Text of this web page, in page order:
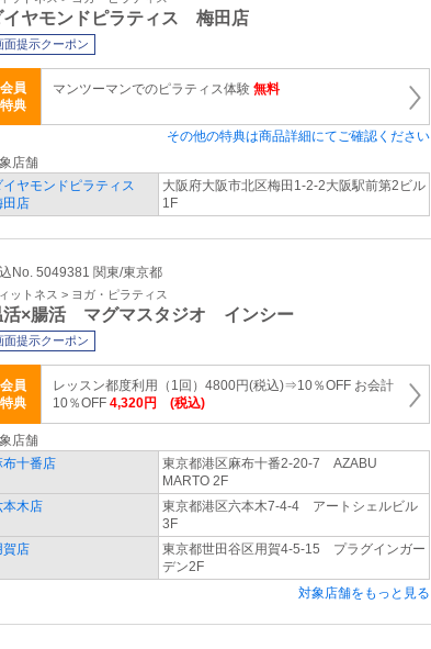
イヤモンドピラティス 梅田店
面提示クーポン
会員
特典
マンツーマンでのピラティス体験 無料
その他の特典は商品詳細にてご確認ください
店舗
イヤモンドピラティス
田店
大阪府大阪市北区梅田1-2-2大阪駅前第2ビル
1F
No. 5049381 関東/東京都
ットネス > ヨガ・ピラティス
活×腸活 マグマスタジオ インシー
面提示クーポン
会員
特典
レッスン都度利用（1回）4800円(税込)⇒10％OFF お会計
10％OFF 4,320円 (税込)
店舗
布十番店
東京都港区麻布十番2-20-7 AZABU
MARTO 2F
本木店
東京都港区六本木7-4-4 アートシェルビル
3F
賀店
東京都世田谷区用賀4-5-15 プラグインガー
デン2F
対象店舗をもっと見る